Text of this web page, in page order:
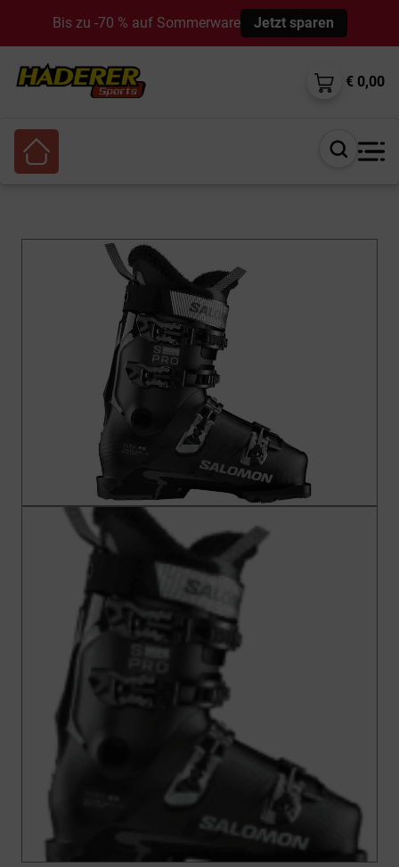
Bis zu -70 % auf Sommerware Jetzt sparen
€ 0,00
Suche